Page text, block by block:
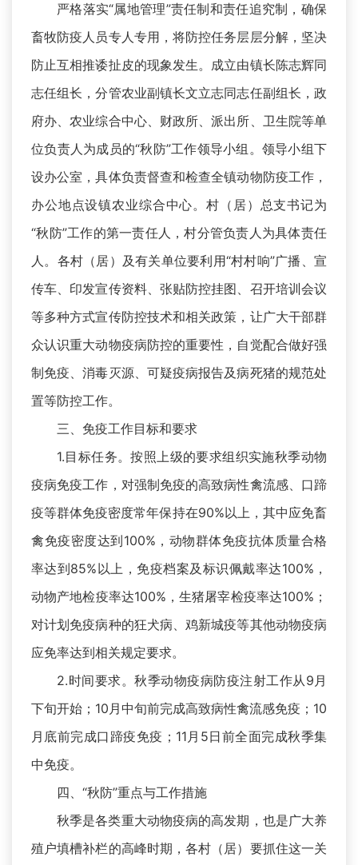
严格落实“属地管理”责任制和责任追究制，确保
畜牧防疫人员专人专用，将防控任务层层分解，坚决
防止互相推诿扯皮的现象发生。成立由镇长陈志辉同
志任组长，分管农业副镇长文立志同志任副组长，政
府办、农业综合中心、财政所、派出所、卫生院等单
位负责人为成员的“秋防”工作领导小组。领导小组下
设办公室，具体负责督查和检查全镇动物防疫工作，
办公地点设镇农业综合中心。村（居）总支书记为
“秋防”工作的第一责任人，村分管负责人为具体责任
人。各村（居）及有关单位要利用“村村响”广播、宣
传车、印发宣传资料、张贴防控挂图、召开培训会议
等多种方式宣传防控技术和相关政策，让广大干部群
众认识重大动物疫病防控的重要性，自觉配合做好强
制免疫、消毒灭源、可疑疫病报告及病死猪的规范处
置等防控工作。
三、免疫工作目标和要求
1.目标任务。按照上级的要求组织实施秋季动物
疫病免疫工作，对强制免疫的高致病性禽流感、口蹄
疫等群体免疫密度常年保持在90%以上，其中应免畜
禽免疫密度达到100%，动物群体免疫抗体质量合格
率达到85%以上，免疫档案及标识佩戴率达100%，
动物产地检疫率达100%，生猪屠宰检疫率达100%；
对计划免疫病种的狂犬病、鸡新城疫等其他动物疫病
应免率达到相关规定要求。
2.时间要求。秋季动物疫病防疫注射工作从9月
下旬开始；10月中旬前完成高致病性禽流感免疫；10
月底前完成口蹄疫免疫；11月5日前全面完成秋季集
中免疫。
四、“秋防”重点与工作措施
秋季是各类重大动物疫病的高发期，也是广大养
殖户填槽补栏的高峰时期，各村（居）要抓住这一关